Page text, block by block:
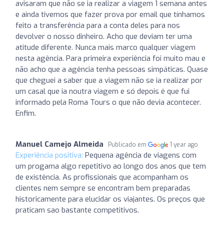
avisaram que não se ia realizar a viagem 1 semana antes
e ainda tivemos que fazer prova por email que tínhamos
feito a transferência para a conta deles para nos
devolver o nosso dinheiro. Acho que deviam ter uma
atitude diferente. Nunca mais marco qualquer viagem
nesta agência. Para primeira experiência foi muito mau e
não acho que a agência tenha pessoas simpáticas. Quase
que cheguei a saber que a viagem não se ia realizar por
um casal que ia noutra viagem e só depois é que fui
informado pela Roma Tours o que não devia acontecer.
Enfim.
Manuel Camejo Almeida Publicado em 1 year ago
Experiência positiva: Pequena agência de viagens com
um progama algo repetitivo ao longo dos anos que tem
de existência. As profissionais que acompanham os
clientes nem sempre se encontram bem preparadas
historicamente para elucidar os viajantes. Os preços que
praticam sao bastante competitivos.